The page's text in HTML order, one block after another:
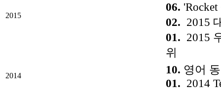
2015
06.
02. 2015
01. 2015
위
2014 10. 영어
01. 2014